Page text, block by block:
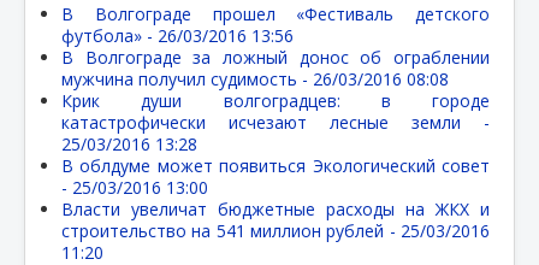
В Волгограде прошел «Фестиваль детского
футбола» - 26/03/2016 13:56
В Волгограде за ложный донос об ограблении
мужчина получил судимость - 26/03/2016 08:08
Крик души волгоградцев: в городе
катастрофически исчезают лесные земли -
25/03/2016 13:28
В облдуме может появиться Экологический совет
- 25/03/2016 13:00
Власти увеличат бюджетные расходы на ЖКХ и
строительство на 541 миллион рублей - 25/03/2016
11:20